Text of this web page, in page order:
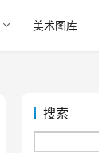
美术图库
搜索